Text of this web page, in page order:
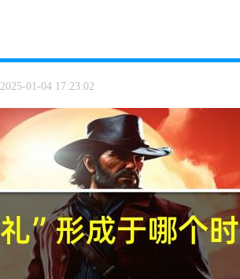
2025-01-04 17:23:02